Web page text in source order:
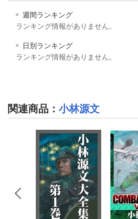
週間ランキング
ランキング情報がありません。
日別ランキング
ランキング情報がありません。
関連商品 ： 小林源文